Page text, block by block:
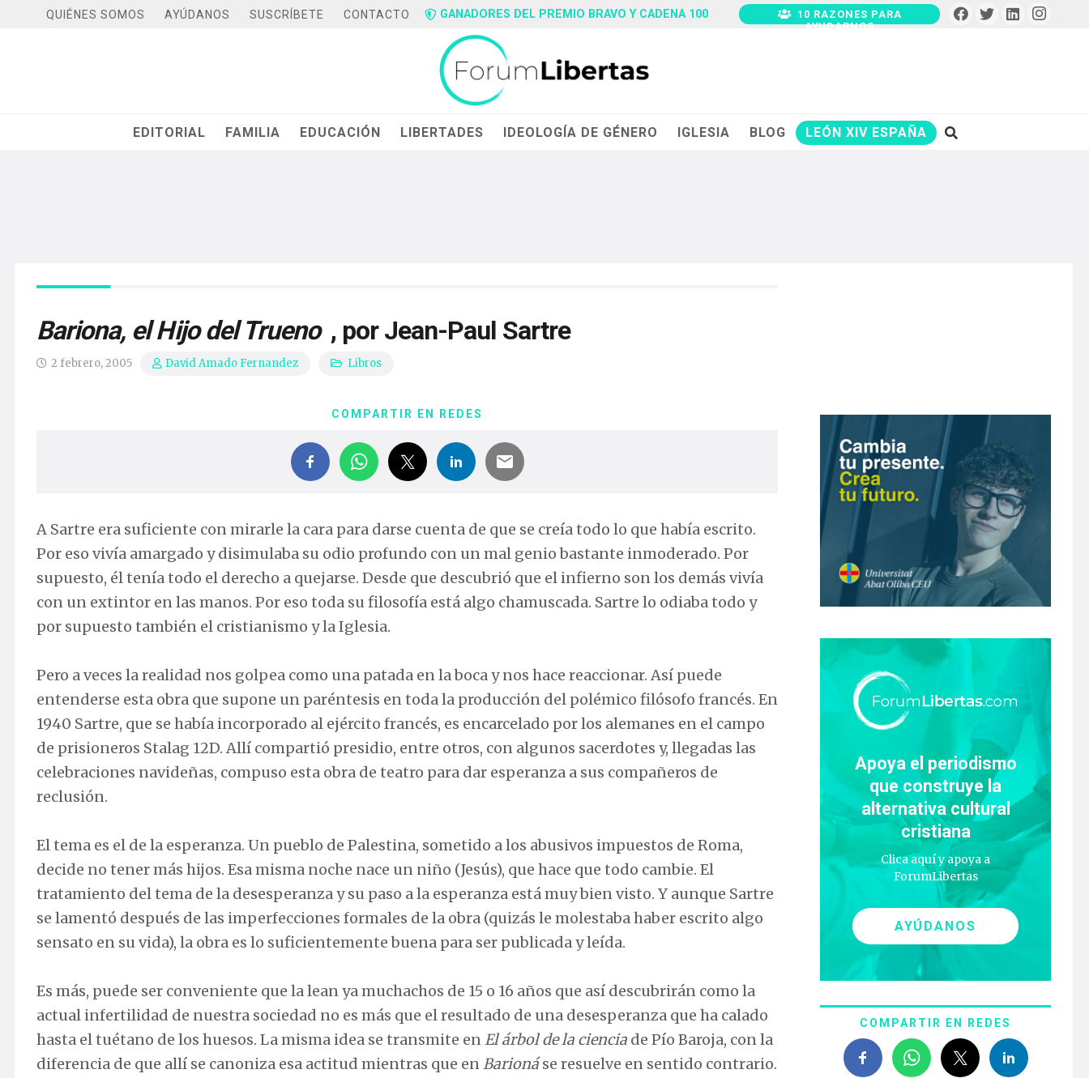
QUIÉNES SOMOS AYÚDANOS SUSCRÍBETE CONTACTO GANADORES DEL PREMIO BRAVO Y CADENA 100
10 RAZONES PARA
AYUDARNOS
EDITORIAL FAMILIA EDUCACIÓN LIBERTADES IDEOLOGÍA DE GÉNERO IGLESIA BLOG LEÓN XIV ESPAÑA
Bariona, el Hijo del Trueno , por Jean-Paul Sartre
2 febrero, 2005 David Amado Fernandez Libros
COMPARTIR EN REDES
A Sartre era suficiente con mirarle la cara para darse cuenta de que se creía todo lo que había escrito.
Por eso vivía amargado y disimulaba su odio profundo con un mal genio bastante inmoderado. Por
supuesto, él tenía todo el derecho a quejarse. Desde que descubrió que el infierno son los demás vivía
con un extintor en las manos. Por eso toda su filosofía está algo chamuscada. Sartre lo odiaba todo y
por supuesto también el cristianismo y la Iglesia.
Pero a veces la realidad nos golpea como una patada en la boca y nos hace reaccionar. Así puede
entenderse esta obra que supone un paréntesis en toda la producción del polémico filósofo francés. En
1940 Sartre, que se había incorporado al ejército francés, es encarcelado por los alemanes en el campo
de prisioneros Stalag 12D. Allí compartió presidio, entre otros, con algunos sacerdotes y, llegadas las
celebraciones navideñas, compuso esta obra de teatro para dar esperanza a sus compañeros de
reclusión.
El tema es el de la esperanza. Un pueblo de Palestina, sometido a los abusivos impuestos de Roma,
decide no tener más hijos. Esa misma noche nace un niño (Jesús), que hace que todo cambie. El
tratamiento del tema de la desesperanza y su paso a la esperanza está muy bien visto. Y aunque Sartre
se lamentó después de las imperfecciones formales de la obra (quizás le molestaba haber escrito algo
sensato en su vida), la obra es lo suficientemente buena para ser publicada y leída.
Es más, puede ser conveniente que la lean ya muchachos de 15 o 16 años que así descubrirán como la
actual infertilidad de nuestra sociedad no es más que el resultado de una desesperanza que ha calado
hasta el tuétano de los huesos. La misma idea se transmite enEl árbol de la ciencia de Pío Baroja, con la
diferencia de que allí se canoniza esa actitud mientras que enBarionáse resuelve en sentido contrario.
Apoya el periodismo
que construye la
alternativa cultural
cristiana
Clica aquí y apoya a
ForumLibertas
AYÚDANOS
COMPARTIR EN REDES